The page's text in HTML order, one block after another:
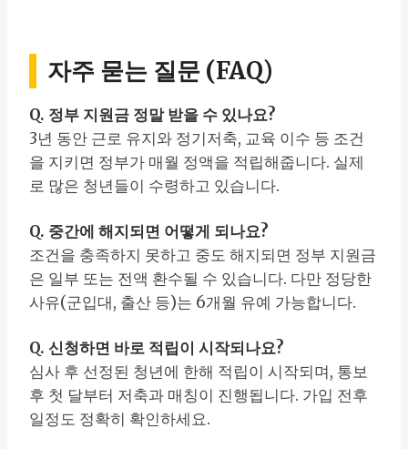
자주 묻는 질문 (FAQ)
Q. 정부 지원금 정말 받을 수 있나요?
3년 동안 근로 유지와 정기저축, 교육 이수 등 조건
을 지키면 정부가 매월 정액을 적립해줍니다. 실제
로 많은 청년들이 수령하고 있습니다.
Q. 중간에 해지되면 어떻게 되나요?
조건을 충족하지 못하고 중도 해지되면 정부 지원금
은 일부 또는 전액 환수될 수 있습니다. 다만 정당한
사유(군입대, 출산 등)는 6개월 유예 가능합니다.
Q. 신청하면 바로 적립이 시작되나요?
심사 후 선정된 청년에 한해 적립이 시작되며, 통보
후 첫 달부터 저축과 매칭이 진행됩니다. 가입 전후
일정도 정확히 확인하세요.